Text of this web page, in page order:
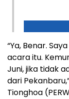
“Ya, Benar.
acara itu.
Juni, jika tidak
dari
Tionghoa